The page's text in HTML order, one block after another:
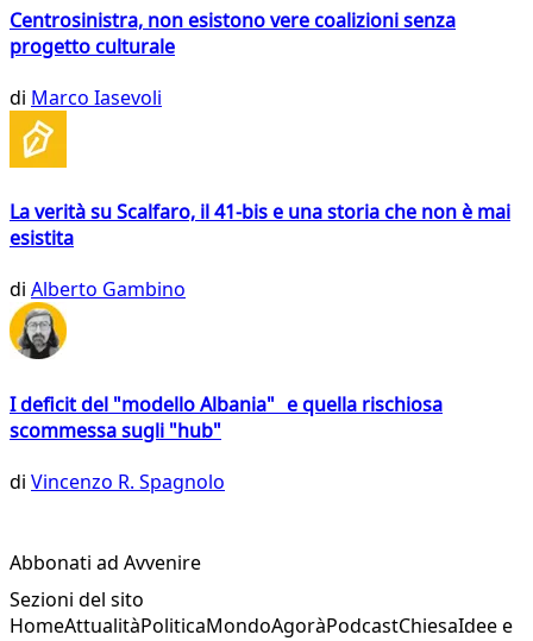
Centrosinistra, non esistono vere coalizioni senza
progetto culturale
di Marco Iasevoli
La verità su Scalfaro, il 41-bis e una storia che non è mai
esistita
di Alberto Gambino
I deficit del "modello Albania" e quella rischiosa
scommessa sugli "hub"
di Vincenzo R. Spagnolo
Abbonati ad Avvenire
Sezioni del sito
HomeAttualitàPoliticaMondoAgoràPodcastChiesaIdee e